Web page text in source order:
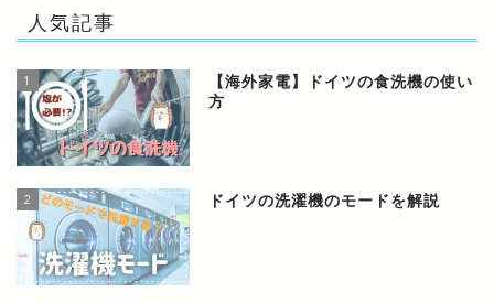
人気記事
1
【海外家電】ドイツの食洗機の使い
方
2 ドイツの洗濯機のモードを解説